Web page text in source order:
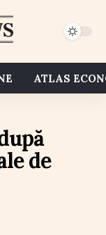
ATLAS
de